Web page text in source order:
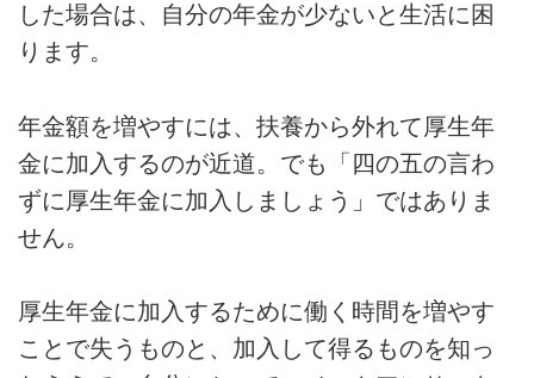
した場合は、自分の年金が少ないと生活に困
ります。
年金額を増やすには、扶養から外れて厚生年
金に加入するのが近道。でも「四の五の言わ
ずに厚生年金に加入しましょう」ではありま
せん。
厚生年金に加入するために働く時間を増やす
ことで失うものと、加入して得るものを知っ